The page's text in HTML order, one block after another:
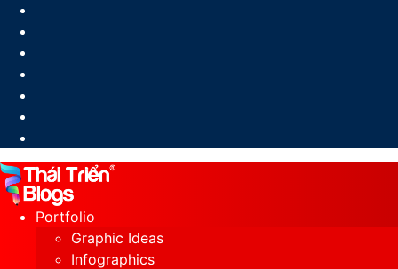
Portfolio
Graphic Ideas
Infographics